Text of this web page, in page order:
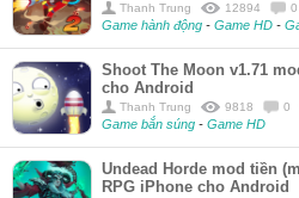
Thanh Trung 12894 0
Game hành động - Game HD -
Shoot The Moon v1.71
cho Android
Thanh Trung 9818 0
Game bắn súng - Game HD
Undead Horde mod tiền
RPG iPhone cho Android